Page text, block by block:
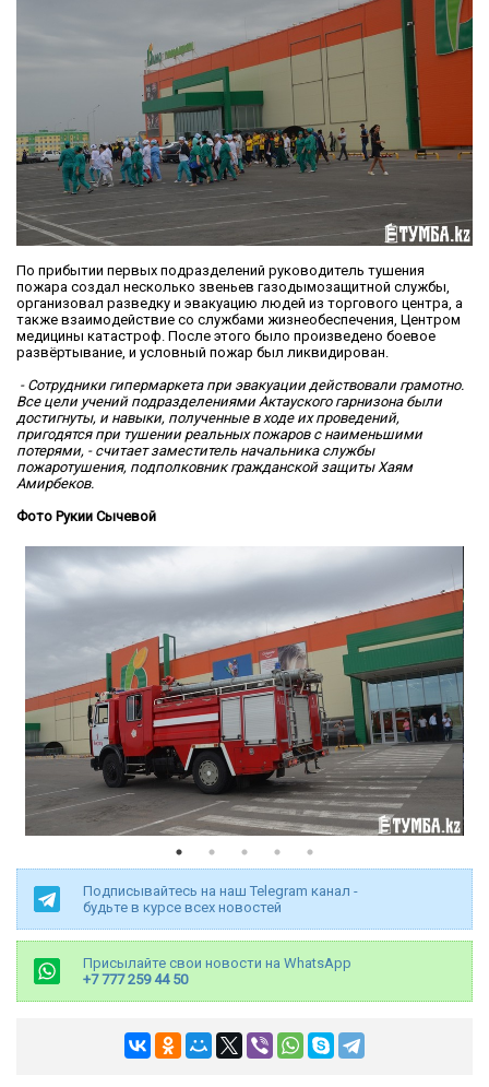
По прибытии первых подразделений руководитель тушения
пожара создал несколько звеньев газодымозащитной службы,
организовал разведку и эвакуацию людей из торгового центра, а
также взаимодействие со службами жизнеобеспечения, Центром
медицины катастроф. После этого было произведено боевое
развёртывание, и условный пожар был ликвидирован.
- Сотрудники гипермаркета при эвакуации действовали грамотно.
Все цели учений подразделениями Актауского гарнизона были
достигнуты, и навыки, полученные в ходе их проведений,
пригодятся при тушении реальных пожаров с наименьшими
потерями, - считает заместитель начальника службы
пожаротушения, подполковник гражданской защиты Хаям
Амирбеков.
Фото Рукии Сычевой
Подписывайтесь на наш Telegram канал -
будьте в курсе всех новостей
Присылайте свои новости на WhatsApp
+7 777 259 44 50